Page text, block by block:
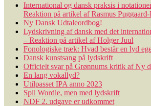
International og dansk praksis i
Reaktion på artikel af Rasmus
Ny Dansk Udtaleordbog!
Lydskrivning af dansk med det
– Reaktion på artikel af Holger Juul
Fonologiske træk: Hvad består en lyd
Dansk kunstsang på lydskrift
Officielt svar på Grønnums kritik af Ny
En lang vokallyd?
Utilpasset IPA anno 2023
Spil Wordle, men med lydskrift
NDF 2. udgave er udkommet